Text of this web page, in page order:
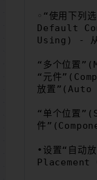
◦“使用下列
Default
Using) - 从
“多个位
“元件
放置”(Auto
“单个位置
件
•设置“自动
Placement